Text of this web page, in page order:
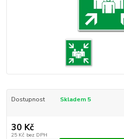
Dostupnost Skladem 5
30 Kč
25 Kč bez DPH